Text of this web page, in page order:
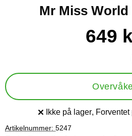
Mr Miss
Handle dette produktet, Mr Miss
pris
649
Produkttilgjengelighet:
Ikke på lager, Forventet
Artikelnummer: 5247